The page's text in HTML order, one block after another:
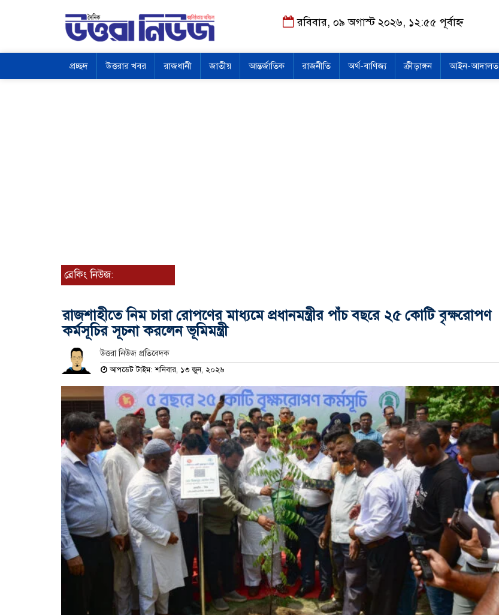
রবিবার, ০৯ অগাস্ট ২০২৬, ১২:৫৫ পূর্বাহ্ন
প্রচ্ছদ উত্তরার খবর রাজধানী জাতীয় আন্তর্জাতিক রাজনীতি অর্থ-বাণিজ্য ক্রীড়াঙ্গন আইন-আদালত
ব্রেকিং নিউজ:
রাজশাহীতে নিম চারা রোপণের মাধ্যমে প্রধানমন্ত্রীর পাঁচ বছরে ২৫ কোটি বৃক্ষরোপণ
কর্মসূচির সূচনা করলেন ভূমিমন্ত্রী
উত্তরা নিউজ প্রতিবেদক
আপডেট টাইম: শনিবার, ১৩ জুন, ২০২৬